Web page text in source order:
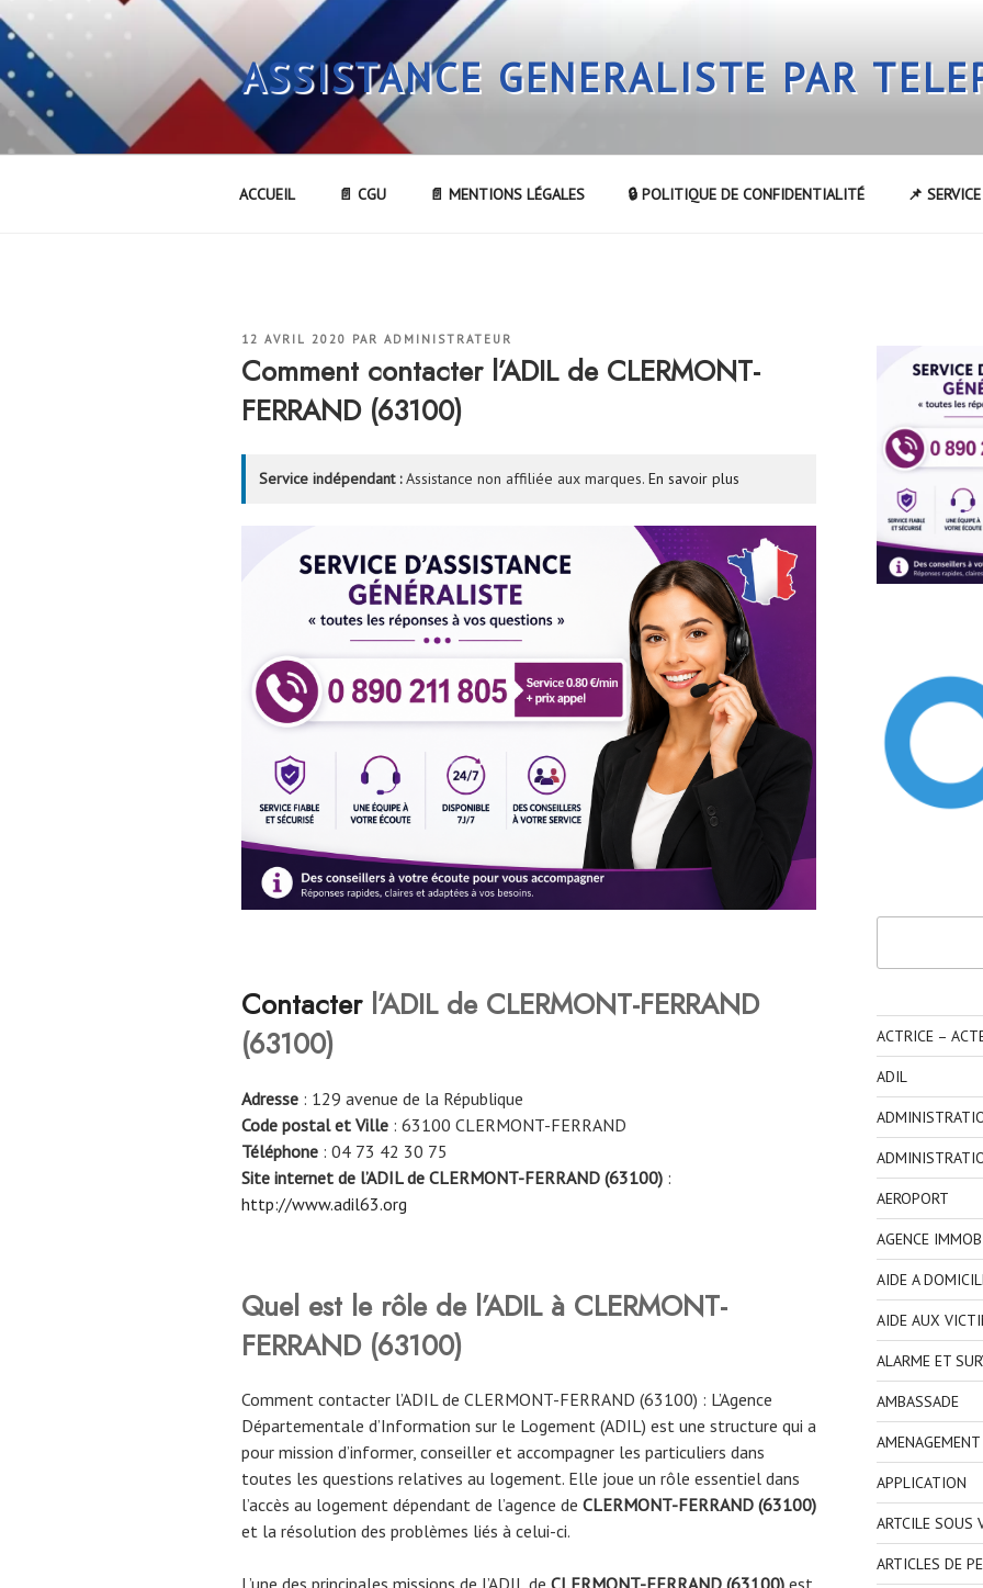
Aller
au
contenu
principal
ASSISTANCE GENERALISTE PAR
ACCUEIL 📄 CGU 📄 MENTIONS LÉGALES 🔒 POLITIQUE DE CONFIDENTIALITÉ 📌
PUBLIÉ
12 AVRIL 2020 PAR ADMINISTRATEUR
Comment contacter l’ADIL de CLERMONT-
FERRAND (63100)
Service indépendant :Assistance non affiliée aux marques. En savoir plus
Contacterl’ADIL de CLERMONT-FERRAND
(63100)
Adresse : 129 avenue de la République
Code postal et Ville : 63100 CLERMONT-FERRAND
Téléphone : 04 73 42 30 75
Site internet de l’ADIL de CLERMONT-FERRAND (63100) :
http://www.adil63.org
Quel est le rôle de l’ADIL à CLERMONT-
FERRAND (63100)
Comment contacter l’ADIL de CLERMONT-FERRAND (63100) : L’Agence
Départementale d’Information sur le Logement (ADIL) est une structure qui a
pour mission d’informer, conseiller et accompagner les particuliers dans
toutes les questions relatives au logement. Elle joue un rôle essentiel dans
l’accès au logement dépendant de l’agence de CLERMONT-FERRAND (63100)
et la résolution des problèmes liés à celui-ci.
ACTRICE –
ADIL
AEROPORT
AGENCE
AIDE A
AIDE AUX
ALARME ET
AMBASSADE
APPLICATION
ARTCILE SOUS
ARTICLES DE